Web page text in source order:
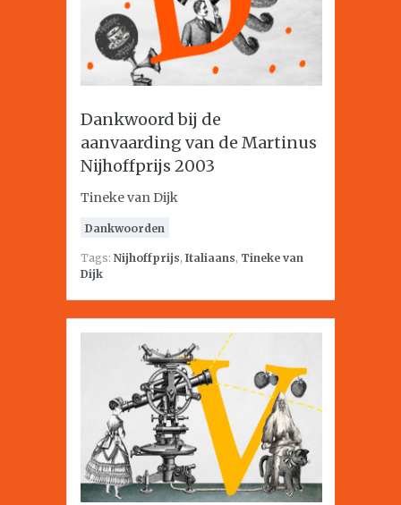
Dankwoord bij de
aanvaarding van de Martinus
Nijhoffprijs 2003
Tineke van Dijk
Dankwoorden
Tags: Nijhoffprijs, Italiaans, Tineke van
Dijk